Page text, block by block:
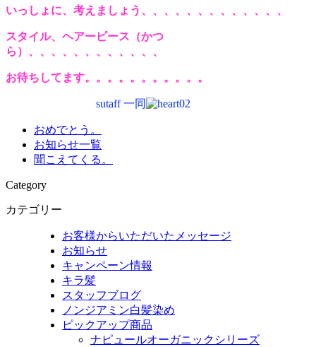
いっしょに、考えましょう、、、、、、、、、、、、、
スタイル、ヘアーピース（かつ
ら）、、、、、、、、、、、、
お待ちしてます。。。。。。。。。。。
sutaff 一同
おめでとう。
お知らせ一覧
聞こえてくる。
Category
カテゴリー
お客様からいただいたメッセージ
お知らせ
キャンペーン情報
キラ髪
スタッフブログ
ノンジアミン白髪染め
ピックアップ商品
ナピュールオーガニックシリーズ